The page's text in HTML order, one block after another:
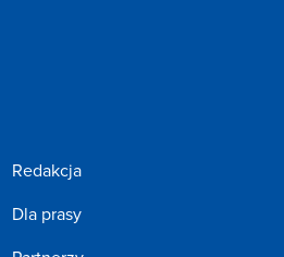
Redakcja
Dla prasy